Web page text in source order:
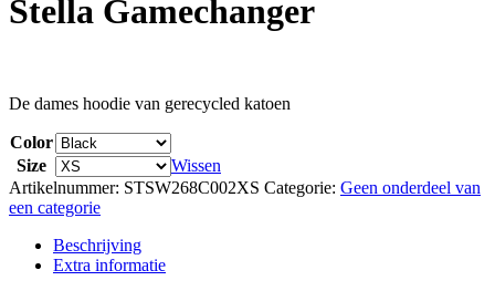
Stella Gamechanger
De dames hoodie van gerecycled katoen
Color
Size
Wissen
Artikelnummer: STSW268C002XS Categorie: Geen onderdeel van
een categorie
Beschrijving
Extra informatie